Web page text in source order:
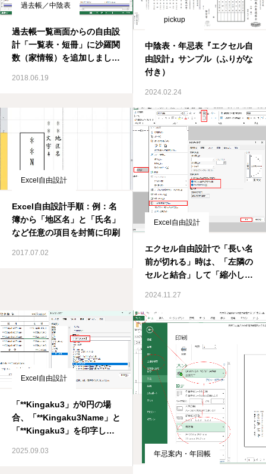
過去帳／中陰表
過去帳一覧画面からの自由設
計「一覧表・短冊」に沙羅関
数（家情報）を追加しまし
2018.06.19
pickup
中陰表・年忌表『エクセル自
由設計』サンプル（ふりがな
付き）
2024.02.24
Excel自由設計
Excel自由設計手順：例：名
簿から「地区名」と「氏名」
など任意の項目を封筒に印刷
2017.07.02
Excel自由設計
エクセル自由設計で「長い名
前が切れる」時は、「左隣の
セルと結合」して「縮小して
グ」あたりがよいです。
2024.11.27
Excel自由設計
「**Kingaku3」が0円の場
合、「**Kingaku3Name」と
「**Kingaku3」を印字しな
2025.09.03 年忌案内・年回帳